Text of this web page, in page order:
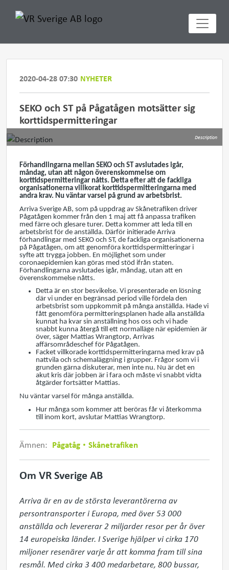
2020-04-28 07:30 NYHETER
SEKO och ST på Pågatågen motsätter sig
korttidspermitteringar
Description
Förhandlingarna mellan SEKO och ST avslutades igår,
måndag, utan att någon överenskommelse om
korttidspermitteringar nåtts. Detta efter att de fackliga
organisationerna villkorat korttidspermitteringarna med
andra krav. Nu väntar varsel på grund av arbetsbrist.
Arriva Sverige AB, som på uppdrag av Skånetrafiken driver
Pågatågen kommer från den 1 maj att få anpassa trafiken
med färre och glesare turer. Detta kommer att leda till en
arbetsbrist för de anställda. Därför initierade Arriva
förhandlingar med SEKO och ST, de fackliga organisationerna
på Pågatågen, om att genomföra korttidspermitteringar i
syfte att trygga jobben. En möjlighet som under
coronaepidemien kan göras med stöd ifrån staten.
Förhandlingarna avslutades igår, måndag, utan att en
överenskommelse nåtts.
Detta är en stor besvikelse. Vi presenterade en lösning
där vi under en begränsad period ville fördela den
arbetsbrist som uppkommit på många anställda. Hade vi
fått genomföra permitteringsplanen hade alla anställda
kunnat ha kvar sin anställning hos oss och vi hade
snabbt kunna återgå till ett normalläge när epidemien är
över, säger Mattias Wrangtorp, Arrivas
affärsområdeschef för Pågatågen.
Facket villkorade korttidspermitteringarna med krav på
nattvila och schemaläggning i grupper. Frågor som vi i
grunden gärna diskuterar, men inte nu. Nu är det en
akut kris där jobben är i fara och måste vi snabbt vidta
åtgärder fortsätter Mattias.
Nu väntar varsel för många anställda.
Hur många som kommer att beröras får vi återkomma
till inom kort, avslutar Mattias Wrangtorp.
Ämnen: Pågatåg Skånetrafiken
Om VR Sverige AB
Arriva är en av de största leverantörerna av
persontransporter i Europa, med över 53 000
anställda och levererar 2 miljarder resor per år över
14 europeiska länder. I Sverige hjälper vi cirka 170
miljoner resenärer varje år att komma fram till sina
resmål. Med cirka 3 400 medarbetare, 800 bussar,